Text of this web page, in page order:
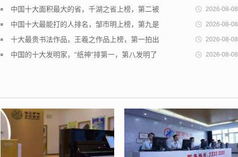
个北京
2026-08-08
中国十大面积最大的省，千湖之省上榜，第二被
誉为天府之国
2026-08-08
中国十大最能打的人排名，邹市明上榜，第九是
中国散打王
2026-08-08
十大最贵书法作品，王羲之作品上榜，第一拍出
天价
2026-08-08
中国的十大发明家，“纸神”排第一，第八发明了